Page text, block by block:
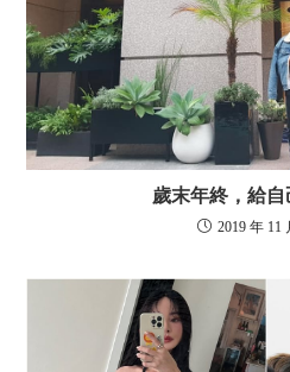
歲末年終，給
2019 年 11